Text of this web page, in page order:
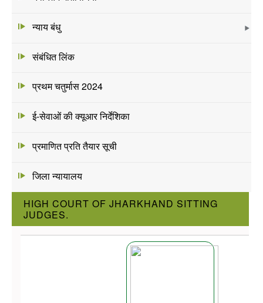
न्याय बंधु
संबंधित लिंक
प्रथम चतुर्मास 2024
ई-सेवाओं की क्यूआर निर्देशिका
प्रमाणित प्रति तैयार सूची
जिला न्यायालय
HIGH COURT OF JHARKHAND SITTING
JUDGES.